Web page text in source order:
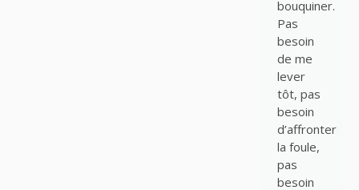
bouquiner.
Pas
besoin
de me
lever
tôt, pas
besoin
d’affronter
la foule,
pas
besoin